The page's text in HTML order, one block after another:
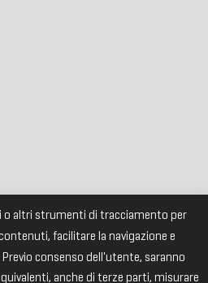
o altri strumenti di tracciamento per
facilitare la navigazione e
consenso dell'utente, saranno
anche di terze parti, misurare